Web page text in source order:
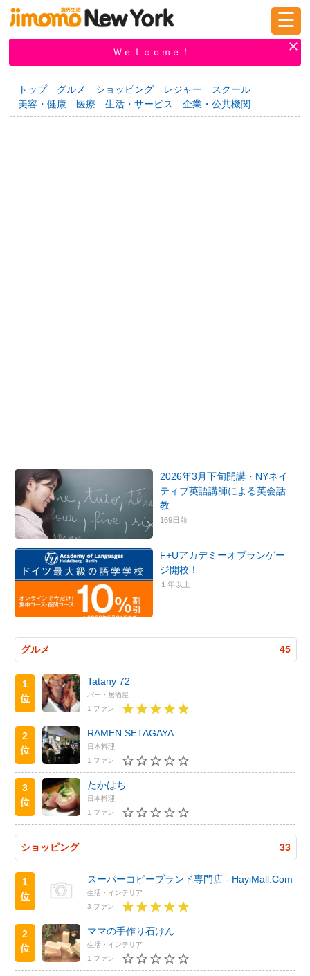
新規登録
掲示板 タウン情報 教えて！
☰
Ｗｅｌｃｏｍｅ！
トップ グルメ ショッピング レジャー
スクール
美容・健康
医療 生活・サービス 企業・公共機関
2026年3月下旬開講・NYネイ
ティブ英語講師による英会話
教
169日前
F+Uアカデミーオブランゲー
ジ開校！
１年以上
グルメ 45
1
位
Tatany 72
バー・居酒屋
1 ファン
2
位
RAMEN SETAGAYA
日本料理
1 ファン
3
位
たかはち
日本料理
1 ファン
ショッピング 33
1
位
スーパーコピーブランド専門店 - HayiMall.Com
生活・インテリア
3 ファン
2
位
ママの手作り石けん
生活・インテリア
1 ファン